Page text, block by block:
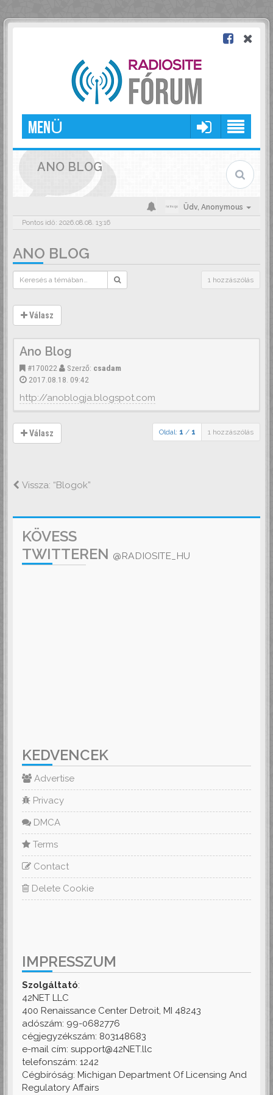
MENÜ
ANO BLOG
Üdv, Anonymous
Pontos idő: 2026.08.08. 13:16
ANO BLOG
1 hozzászólás
Válasz
Ano Blog
#170022 Szerző: csadam
2017.08.18. 09:42
http://anoblogja.blogspot.com
Válasz Oldal: 1 / 1 1 hozzászólás
Vissza: “Blogok”
KÖVESS
TWITTEREN @RADIOSITE_HU
KEDVENCEK
Advertise
Privacy
DMCA
Terms
Contact
Delete Cookie
IMPRESSZUM
Szolgáltató:
42NET LLC
400 Renaissance Center Detroit, MI 48243
adószám: 99-0682776
cégjegyzékszám: 803148683
e-mail cím: support@42NET.llc
telefonszám: 1242
Cégbíróság: Michigan Department Of Licensing And
Regulatory Affairs